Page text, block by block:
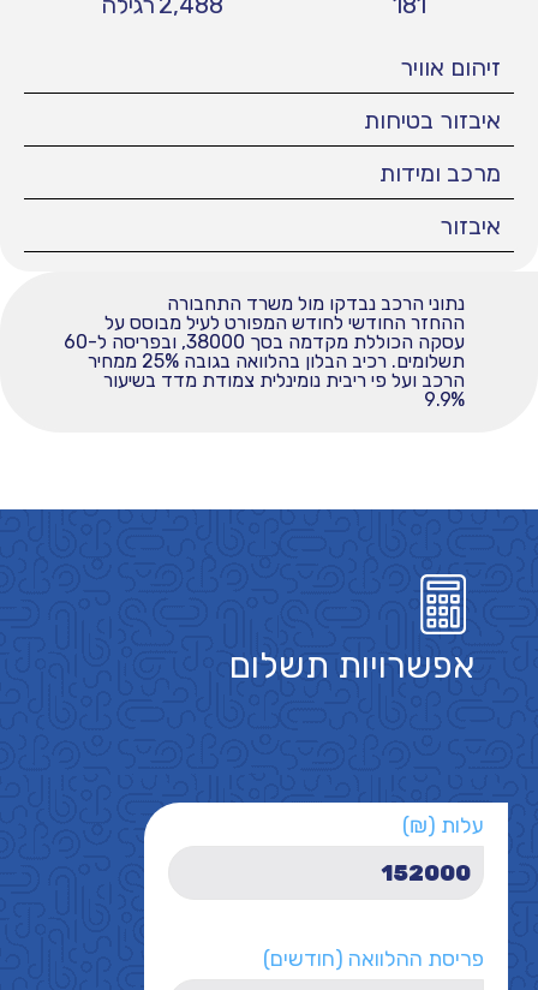
זיהום אוויר
איבזור בטיחות
מרכב ומידות
איבזור
נתוני הרכב נבדקו מול משרד התחבורה
ההחזר החודשי לחודש המפורט לעיל מבוסס על
עסקה הכוללת מקדמה בסך 38000, ובפריסה ל-60
תשלומים. רכיב הבלון בהלוואה בגובה 25% ממחיר
הרכב ועל פי ריבית נומינלית צמודת מדד בשיעור
9.9%
אפשרויות תשלום
עלות (₪)
פריסת ההלוואה (חודשים)